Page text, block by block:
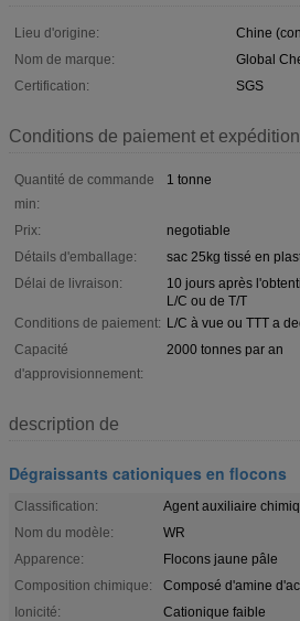
Lieu d'origine:
Chine
Nom de marque:
Global
Certification:
SGS
Conditions de paiement et expédition
Quantité de commande
min:
1 tonne
Prix:
negotiable
Détails d'emballage:
sac 25kg tissé en
Délai de livraison:
10 jours après
L/C ou de T/T
Conditions de paiement: L/C à vue ou TTT a
Capacité
d'approvisionnement:
2000 tonnes par an
description de
Dégraissants cationiques en flocons
Classification:
Agent auxiliaire
Nom du modèle:
WR
Apparence:
Flocons jaune pâle
Composition chimique:
Composé d'amine
Ionicité:
Cationique faible